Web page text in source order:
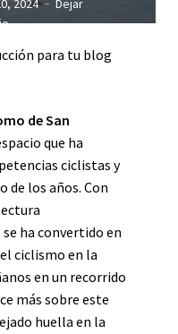
para tu blog
de San
que ha
ciclistas y
de los años. Con
ha convertido en
ciclismo en la
en un recorrido
más sobre este
huella en la